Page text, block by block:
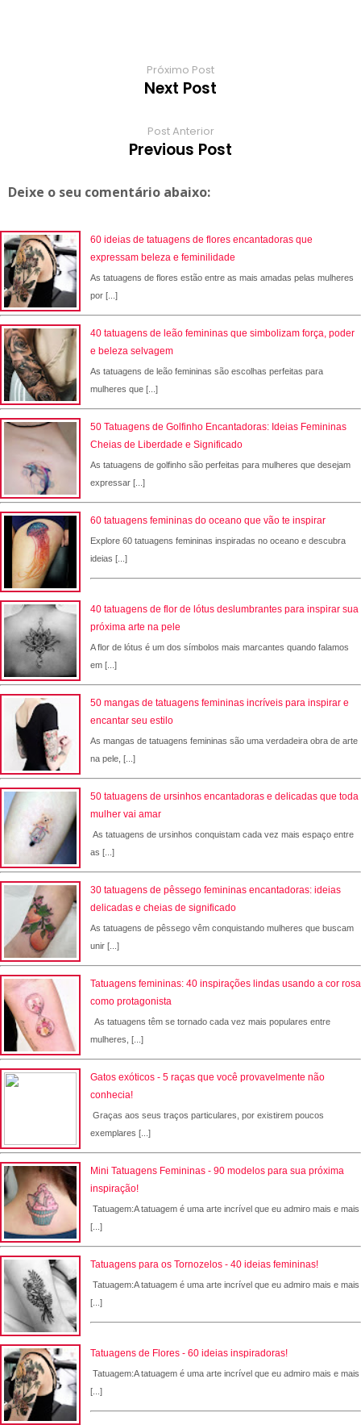
Próximo Post
Next Post
Post Anterior
Previous Post
Deixe o seu comentário abaixo:
60 ideias de tatuagens de flores encantadoras que
expressam beleza e feminilidade
As tatuagens de flores estão entre as mais amadas pelas mulheres
por [...]
40 tatuagens de leão femininas que simbolizam força, poder
e beleza selvagem
As tatuagens de leão femininas são escolhas perfeitas para
mulheres que [...]
50 Tatuagens de Golfinho Encantadoras: Ideias Femininas
Cheias de Liberdade e Significado
As tatuagens de golfinho são perfeitas para mulheres que desejam
expressar [...]
60 tatuagens femininas do oceano que vão te inspirar
Explore 60 tatuagens femininas inspiradas no oceano e descubra
ideias [...]
40 tatuagens de flor de lótus deslumbrantes para inspirar sua
próxima arte na pele
A flor de lótus é um dos símbolos mais marcantes quando falamos
em [...]
50 mangas de tatuagens femininas incríveis para inspirar e
encantar seu estilo
As mangas de tatuagens femininas são uma verdadeira obra de arte
na pele, [...]
50 tatuagens de ursinhos encantadoras e delicadas que toda
mulher vai amar
As tatuagens de ursinhos conquistam cada vez mais espaço entre
as [...]
30 tatuagens de pêssego femininas encantadoras: ideias
delicadas e cheias de significado
As tatuagens de pêssego vêm conquistando mulheres que buscam
unir [...]
Tatuagens femininas: 40 inspirações lindas usando a cor rosa
como protagonista
As tatuagens têm se tornado cada vez mais populares entre
mulheres, [...]
Gatos exóticos - 5 raças que você provavelmente não
conhecia!
Graças aos seus traços particulares, por existirem poucos
exemplares [...]
Mini Tatuagens Femininas - 90 modelos para sua próxima
inspiração!
Tatuagem:A tatuagem é uma arte incrível que eu admiro mais e mais
[...]
Tatuagens para os Tornozelos - 40 ideias femininas!
Tatuagem:A tatuagem é uma arte incrível que eu admiro mais e mais
[...]
Tatuagens de Flores - 60 ideias inspiradoras!
Tatuagem:A tatuagem é uma arte incrível que eu admiro mais e mais
[...]